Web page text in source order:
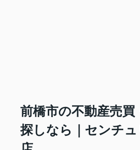
前橋市の不動産売買
探しなら｜センチ